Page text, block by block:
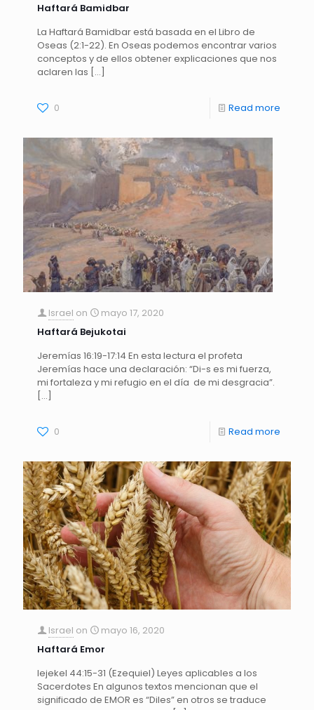
Haftará Bamidbar
La Haftará Bamidbar está basada en el Libro de
Oseas (2:1-22). En Oseas podemos encontrar varios
conceptos y de ellos obtener explicaciones que nos
aclaren las […]
0 Read more
Israel on
mayo 17, 2020
Haftará Bejukotai
Jeremías 16:19-17:14 En esta lectura el profeta
Jeremías hace una declaración: “Di-s es mi fuerza,
mi fortaleza y mi refugio en el día de mi desgracia”.
[…]
0 Read more
Israel on
mayo 16, 2020
Haftará Emor
Iejekel 44:15-31 (Ezequiel) Leyes aplicables a los
Sacerdotes En algunos textos mencionan que el
significado de EMOR es “Diles” en otros se traduce